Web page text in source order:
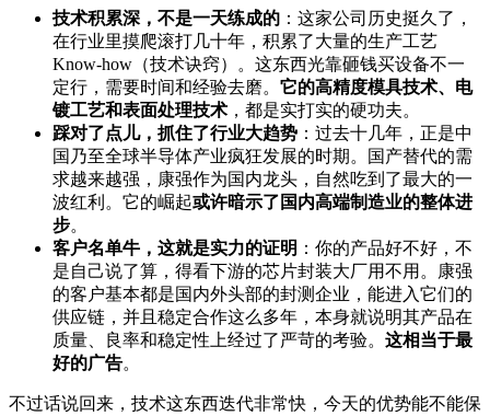
技术积累深，不是一天练成的 ：这家公司历史挺久了，
在行业里摸爬滚打几十年，积累了大量的生产工艺
Know-how（技术诀窍）。这东西光靠砸钱买设备不一
定行，需要时间和经验去磨。 它的高精度模具技术、电
镀工艺和表面处理技术 ，都是实打实的硬功夫。
踩对了点儿，抓住了行业大趋势 ：过去十几年，正是中
国乃至全球半导体产业疯狂发展的时期。国产替代的需
求越来越强，康强作为国内龙头，自然吃到了最大的一
波红利。它的崛起或许暗示了国内高端制造业的整体进
步。
客户名单牛，这就是实力的证明 ：你的产品好不好，不
是自己说了算，得看下游的芯片封装大厂用不用。康强
的客户基本都是国内外头部的封测企业，能进入它们的
供应链，并且稳定合作这么多年，本身就说明其产品在
质量、良率和稳定性上经过了严苛的考验。 这相当于最
好的广告。
不过话说回来，技术这东西迭代非常快，今天的优势能不能保